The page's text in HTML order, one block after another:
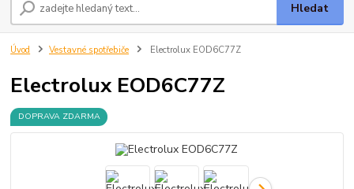
Hledat
Úvod Vestavné spotřebiče Electrolux EOD6C77Z
Electrolux EOD6C77Z
DOPRAVA ZDARMA